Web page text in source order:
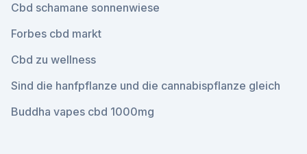
Cbd schamane sonnenwiese
Forbes cbd markt
Cbd zu wellness
Sind die hanfpflanze und die cannabispflanze gleich
Buddha vapes cbd 1000mg